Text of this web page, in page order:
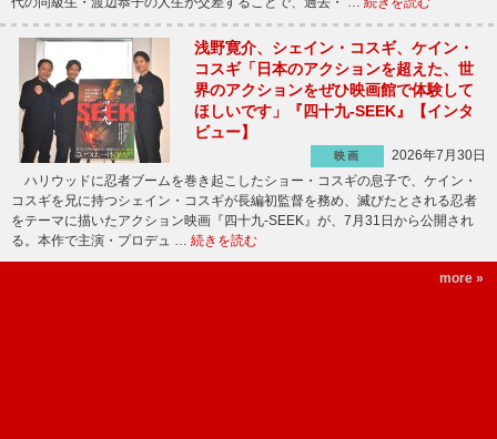
浅野寛介、シェイン・コスギ、ケイン・
コスギ「日本のアクションを超えた、世
界のアクションをぜひ映画館で体験して
ほしいです」『四十九-SEEK』【インタ
ビュー】
映画
2026年7月30日
ハリウッドに忍者ブームを巻き起こしたショー・コスギの息子で、ケイン・
コスギを兄に持つシェイン・コスギが長編初監督を務め、滅びたとされる忍者
をテーマに描いたアクション映画『四十九-SEEK』が、7月31日から公開され
る。本作で主演・プロデュ … 続きを読む
more »